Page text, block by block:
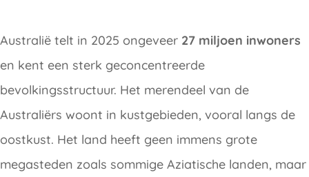
Australië telt in 2025 ongeveer 27 miljoen inwoners
en kent een sterk geconcentreerde
bevolkingsstructuur. Het merendeel van de
Australiërs woont in kustgebieden, vooral langs de
oostkust. Het land heeft geen immens grote
megasteden zoals sommige Aziatische landen, maar